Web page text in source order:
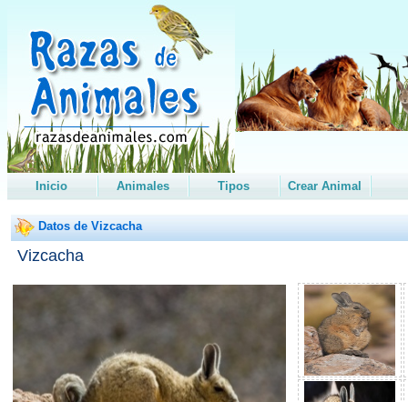
Inicio Animales Tipos Crear Animal
Datos de Vizcacha
Vizcacha